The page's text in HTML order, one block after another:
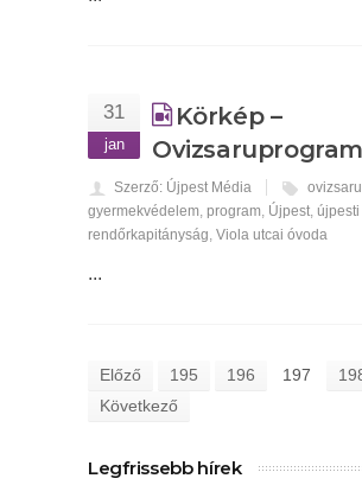
31
jan
Körkép –
Ovizsaruprogram
Szerző: Újpest Média ovizsaru
gyermekvédelem, program, Újpest, újpesti
rendőrkapitányság, Viola utcai óvoda
...
Előző 195 196 197
Következő
Legfrissebb hírek